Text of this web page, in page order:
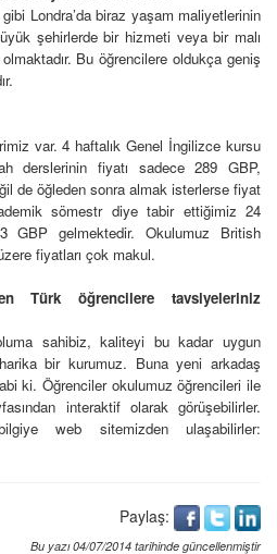
Londra’da biraz yaşam maliyetlerinin
şehirlerde bir hizmeti veya bir malı
Bu öğrencilere oldukça geniş
var. 4 haftalık Genel İngilizce kursu
derslerinin fiyatı sadece 289 GBP,
de öğleden sonra almak isterlerse fiyat
sömestr diye tabir ettiğimiz 24
GBP gelmektedir. Okulumuz British
fiyatları çok makul.
Türk öğrencilere tavsiyeleriniz
sahibiz, kaliteyi bu kadar uygun
bir kurumuz. Buna yeni arkadaş
ki. Öğrenciler okulumuz öğrencileri ile
interaktif olarak görüşebilirler.
web sitemizden ulaşabilirler:
Paylaş:
Bu yazı 04/07/2014 tarihinde güncellenmiştir